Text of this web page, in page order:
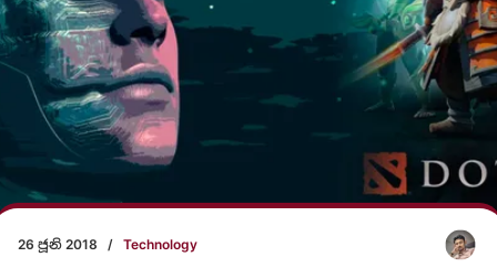
26 ජූනි 2018 / Technology